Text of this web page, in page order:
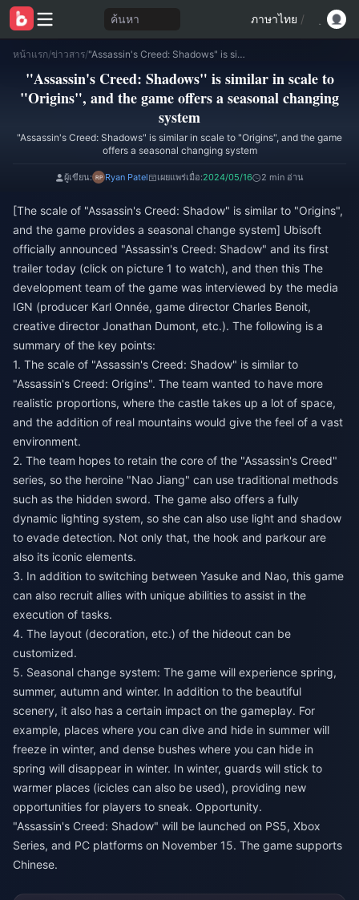
ค้นหา ภาษาไทย /
หน้าแรก/ข่าวสาร/ "Assassin's Creed: Shadows" is similar in scale to "Origins", and the game offers a seasonal changing system
"Assassin's Creed: Shadows" is similar in scale to
"Origins", and the game offers a seasonal changing
system
"Assassin's Creed: Shadows" is similar in scale to "Origins", and the game
offers a seasonal changing system
ผู้เขียน: Ryan Patel เผยแพร่เมื่อ:2024/05/16 2 min อ่าน
[The scale of "Assassin's Creed: Shadow" is similar to "Origins",
and the game provides a seasonal change system] Ubisoft
officially announced "Assassin's Creed: Shadow" and its first
trailer today (click on picture 1 to watch), and then this The
development team of the game was interviewed by the media
IGN (producer Karl Onnée, game director Charles Benoit,
creative director Jonathan Dumont, etc.). The following is a
summary of the key points:
1. The scale of "Assassin's Creed: Shadow" is similar to
"Assassin's Creed: Origins". The team wanted to have more
realistic proportions, where the castle takes up a lot of space,
and the addition of real mountains would give the feel of a vast
environment.
2. The team hopes to retain the core of the "Assassin's Creed"
series, so the heroine "Nao Jiang" can use traditional methods
such as the hidden sword. The game also offers a fully
dynamic lighting system, so she can also use light and shadow
to evade detection. Not only that, the hook and parkour are
also its iconic elements.
3. In addition to switching between Yasuke and Nao, this game
can also recruit allies with unique abilities to assist in the
execution of tasks.
4. The layout (decoration, etc.) of the hideout can be
customized.
5. Seasonal change system: The game will experience spring,
summer, autumn and winter. In addition to the beautiful
scenery, it also has a certain impact on the gameplay. For
example, places where you can dive and hide in summer will
freeze in winter, and dense bushes where you can hide in
spring will disappear in winter. In winter, guards will stick to
warmer places (icicles can also be used), providing new
opportunities for players to sneak. Opportunity.
"Assassin's Creed: Shadow" will be launched on PS5, Xbox
Series, and PC platforms on November 15. The game supports
Chinese.